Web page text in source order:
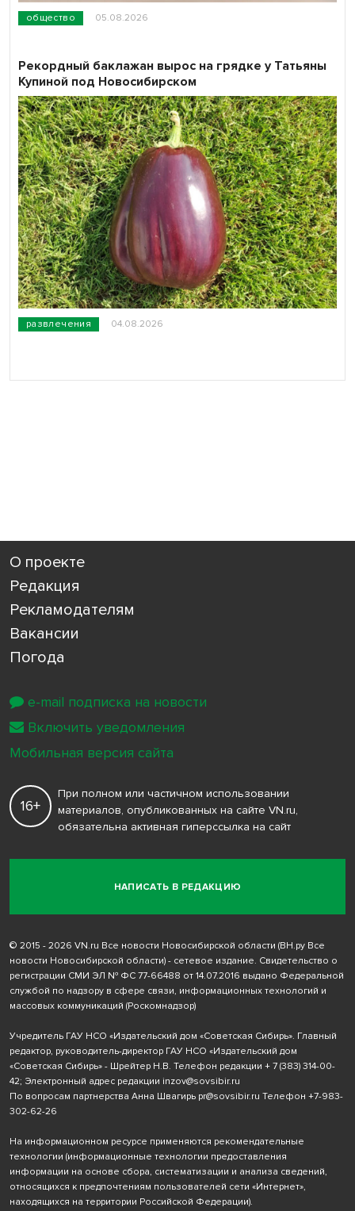
общество 05.08.2026
развлечения 04.08.2026
Рекордный баклажан вырос на грядке у Татьяны
Купиной под Новосибирском
О проекте
Редакция
Рекламодателям
Вакансии
Погода
НАПИСАТЬ В РЕДАКЦИЮ
16+
При полном или частичном использовании
материалов, опубликованных на сайте VN.ru,
обязательна активная гиперссылка на сайт
© 2015 - 2026 VN.ru Все новости Новосибирской области (ВН.ру Все
новости Новосибирской области) - сетевое издание. Свидетельство о
регистрации СМИ ЭЛ № ФС 77-66488 от 14.07.2016 выдано Федеральной
службой по надзору в сфере связи, информационных технологий и
массовых коммуникаций (Роскомнадзор)
Учредитель ГАУ НСО «Издательский дом «Советская Сибирь». Главный
редактор, руководитель-директор ГАУ НСО «Издательский дом
«Советская Сибирь» - Шрейтер Н.В. Телефон редакции + 7 (383) 314-00-
42; Электронный адрес редакции inzov@sovsibir.ru
По вопросам партнерства Анна Швагирь pr@sovsibir.ru Телефон +7-983-
302-62-26
На информационном ресурсе применяются рекомендательные
технологии (информационные технологии предоставления
информации на основе сбора, систематизации и анализа сведений,
относящихся к предпочтениям пользователей сети «Интернет»,
находящихся на территории Российской Федерации).
e-mail подписка на новости
Включить уведомления
Мобильная версия сайта